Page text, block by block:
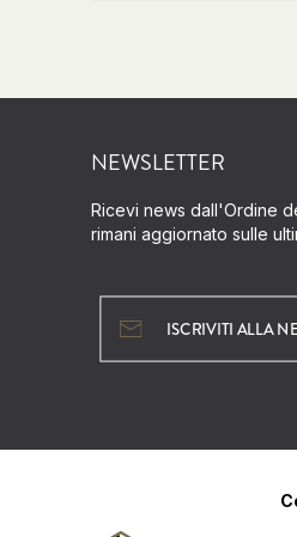
NEWSLETTER
Ricevi news dall'Ordine
rimani aggiornato sulle
ISCRIVITI ALLA